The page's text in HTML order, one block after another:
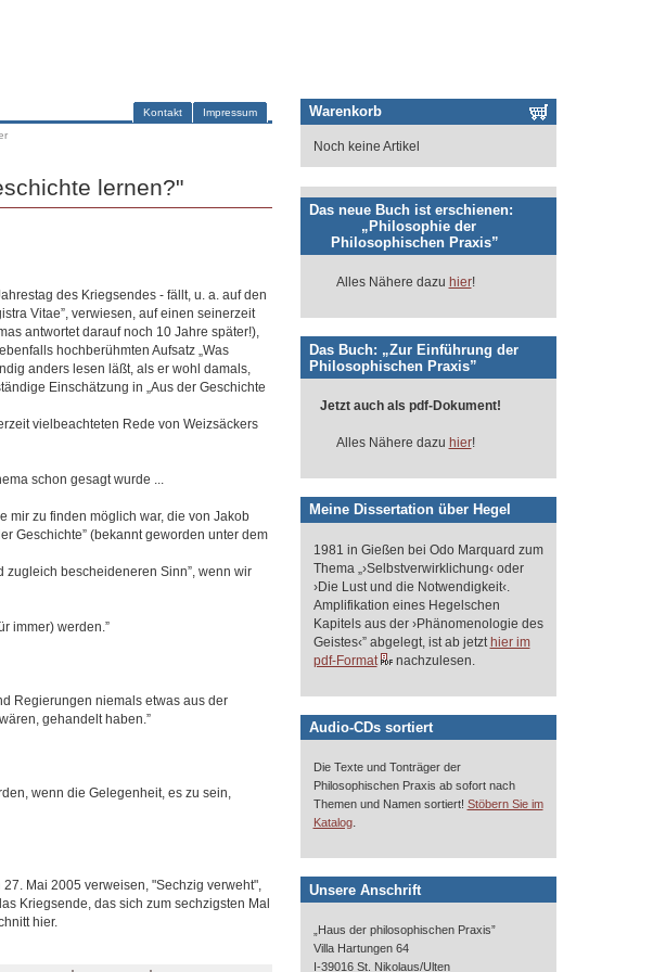
Impressum
Kontakt
lernen?"
des Kriegsendes - fällt, u. a. auf den
Vitae”, verwiesen, auf einen seinerzeit
antwortet darauf noch 10 Jahre später!),
hochberühmten Aufsatz „Was
anders lesen läßt, als er wohl damals,
Einschätzung in „Aus der Geschichte
vielbeachteten Rede von Weizsäckers
schon gesagt wurde ...
mir zu finden möglich war, die von Jakob
Geschichte” (bekannt geworden unter dem
zugleich bescheideneren Sinn”, wenn wir
immer) werden.”
Regierungen niemals etwas aus der
gehandelt haben.”
wenn die Gelegenheit, es zu sein,
Mai 2005 verweisen, "Sechzig verweht",
Kriegsende, das sich zum sechzigsten Mal
hier.
Warenkorb
Noch keine Artikel
Das neue Buch ist erschienen:
„Philosophie der
Philosophischen Praxis”
Alles Nähere dazu hier!
Das Buch: „Zur Einführung der
Philosophischen Praxis”
Jetzt auch als pdf-Dokument!
Alles Nähere dazu hier!
Meine Dissertation über Hegel
1981 in Gießen bei Odo Marquard zum
Thema „›Selbstverwirklichung‹ oder
›Die Lust und die Notwendigkeit‹.
Amplifikation eines Hegelschen
Kapitels aus der ›Phänomenologie des
Geistes‹” abgelegt, ist ab jetzt hier im
pdf-Format
nachzulesen.
Audio-CDs sortiert
Die Texte und Tonträger der
Philosophischen Praxis ab sofort nach
Themen und Namen sortiert! Stöbern Sie im
Katalog.
Unsere Anschrift
„Haus der philosophischen Praxis”
Villa Hartungen 64
I-39016 St. Nikolaus/Ulten